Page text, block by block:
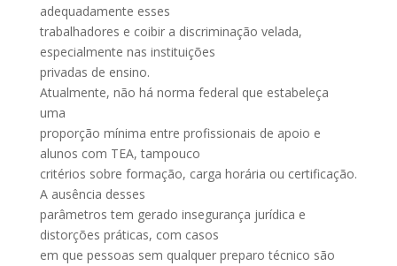
adequadamente esses
trabalhadores e coibir a discriminação velada,
especialmente nas instituições
privadas de ensino.
Atualmente, não há norma federal que estabeleça
uma
proporção mínima entre profissionais de apoio e
alunos com TEA, tampouco
critérios sobre formação, carga horária ou certificação.
A ausência desses
parâmetros tem gerado insegurança jurídica e
distorções práticas, com casos
em que pessoas sem qualquer preparo técnico são